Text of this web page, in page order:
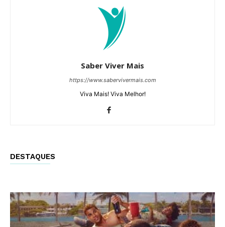
Saber Viver Mais
https://www.sabervivermais.com
Viva Mais! Viva Melhor!
DESTAQUES